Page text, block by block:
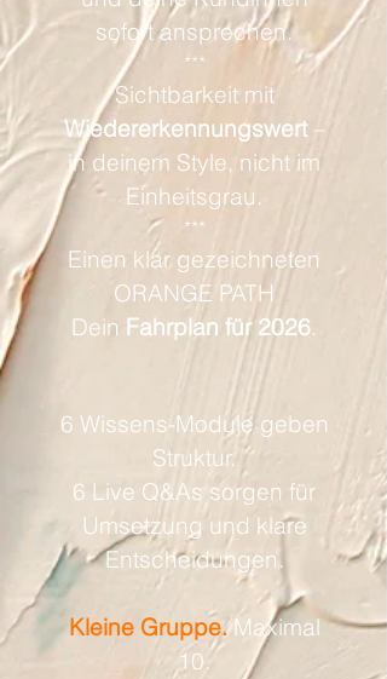
sofort ansprechen.
***
Sichtbarkeit mit
Wiedererkennungswert–
in deinem Style, nicht im
Einheitsgrau.
***
Einen klar gezeichneten
ORANGE PATH
Dein Fahrplan für 2026.
6 Wissens-Module geben
Struktur.
6 Live Q&As sorgen für
Umsetzung und klare
Entscheidungen.
Kleine Gruppe.Maximal
10.